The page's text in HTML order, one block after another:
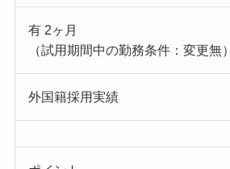
有 2ヶ月
（試用期間中の勤務条件：変更無）
外国籍採用実績